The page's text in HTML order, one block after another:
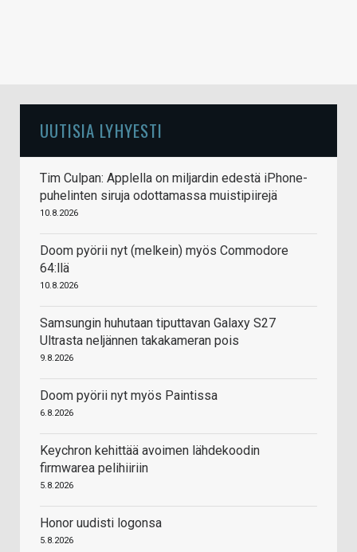
UUTISIA LYHYESTI
Tim Culpan: Applella on miljardin edestä iPhone-
puhelinten siruja odottamassa muistipiirejä
10.8.2026
Doom pyörii nyt (melkein) myös Commodore
64:llä
10.8.2026
Samsungin huhutaan tiputtavan Galaxy S27
Ultrasta neljännen takakameran pois
9.8.2026
Doom pyörii nyt myös Paintissa
6.8.2026
Keychron kehittää avoimen lähdekoodin
firmwarea pelihiiriin
5.8.2026
Honor uudisti logonsa
5.8.2026